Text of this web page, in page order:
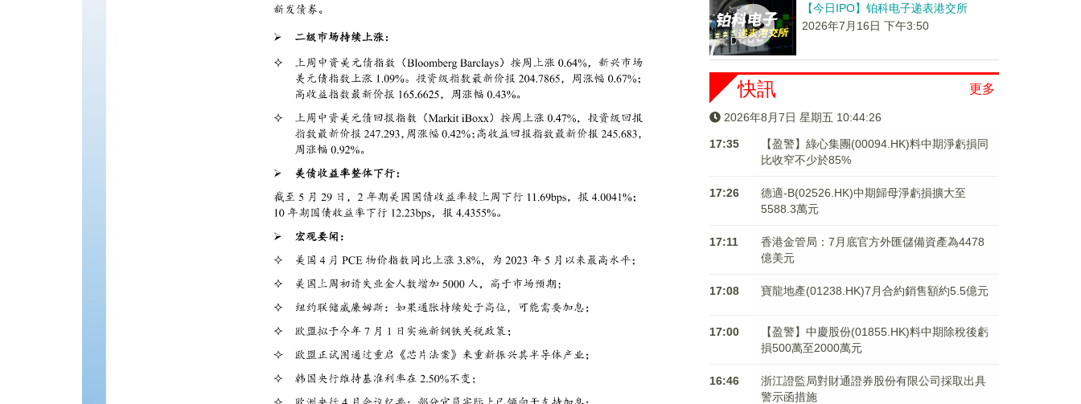
【今日IPO】铂科电子递表港交所
2026年7月16日 下午3:50
更多
快訊
2026年8月7日 星期五 10:44:27
17:35
【盈警】綠心集團(00094.HK)料中期淨虧損同
比收窄不少於85%
17:26
德適-B(02526.HK)中期歸母淨虧損擴大至
5588.3萬元
17:11
香港金管局：7月底官方外匯儲備資產為4478
億美元
17:08 寶龍地產(01238.HK)7月合約銷售額約5.5億元
17:00
【盈警】中慶股份(01855.HK)料中期除稅後虧
損500萬至2000萬元
16:46
浙江證監局對財通證券股份有限公司採取出具
警示函措施